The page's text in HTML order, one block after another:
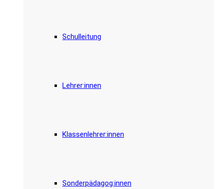
Schulleitung
Lehrer:innen
Klassenlehrer:innen
Sonderpädagog:innen